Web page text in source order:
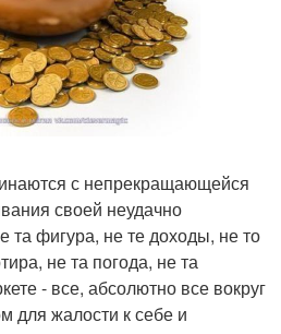
с непрекращающейся
своей неудачно
фигура, не те доходы, не то
не та погода, не та
- все, абсолютно все вокруг
для жалости к себе и